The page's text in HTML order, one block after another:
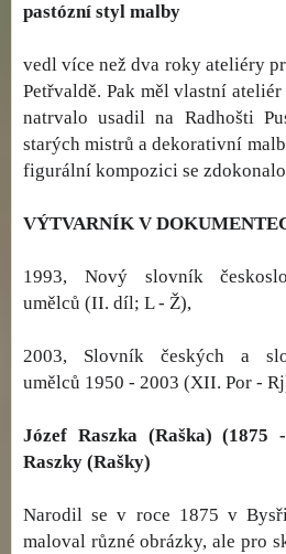
pastózní styl malby
vedl více než dva roky ateliéry
Petřvaldě. Pak měl vlastní
natrvalo usadil na Radhošti
starých mistrů a dekorativní
figurální kompozici se
VÝTVARNÍK V
1993, Nový slovník
umělců (II. díl; L - Ž),
2003, Slovník českých a
umělců 1950 - 2003 (XII. Por -
Józef Raszka (Raška)
Raszky (Rašky)
Narodil se v roce 1875 v
maloval různé obrázky, ale pro